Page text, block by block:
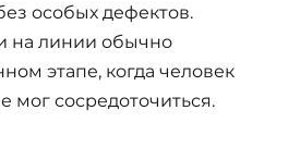
особых дефектов.
на линии обычно
этапе, когда человек
мог сосредоточиться.